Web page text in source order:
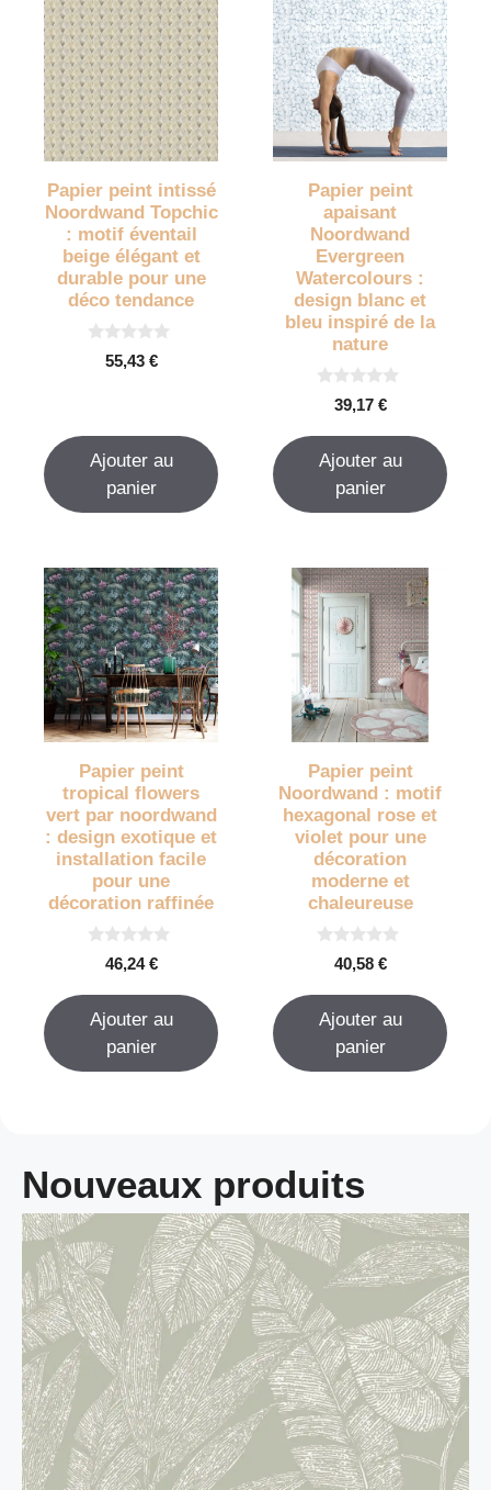
Papier peint intissé
Noordwand Topchic
: motif éventail
beige élégant et
durable pour une
déco tendance
55,43 €
Ajouter au
panier
Papier peint
apaisant
Noordwand
Evergreen
Watercolours :
design blanc et
bleu inspiré de la
nature
5
39,17 €
Ajouter au
panier
Papier peint
tropical flowers
vert par noordwand
: design exotique et
installation facile
pour une
décoration raffinée
5
46,24€
Ajouter au
panier
Papier peint
Noordwand : motif
hexagonal rose et
violet pour une
décoration
moderne et
chaleureuse
5
40,58 €
Ajouter au
panier
Nouveaux produits